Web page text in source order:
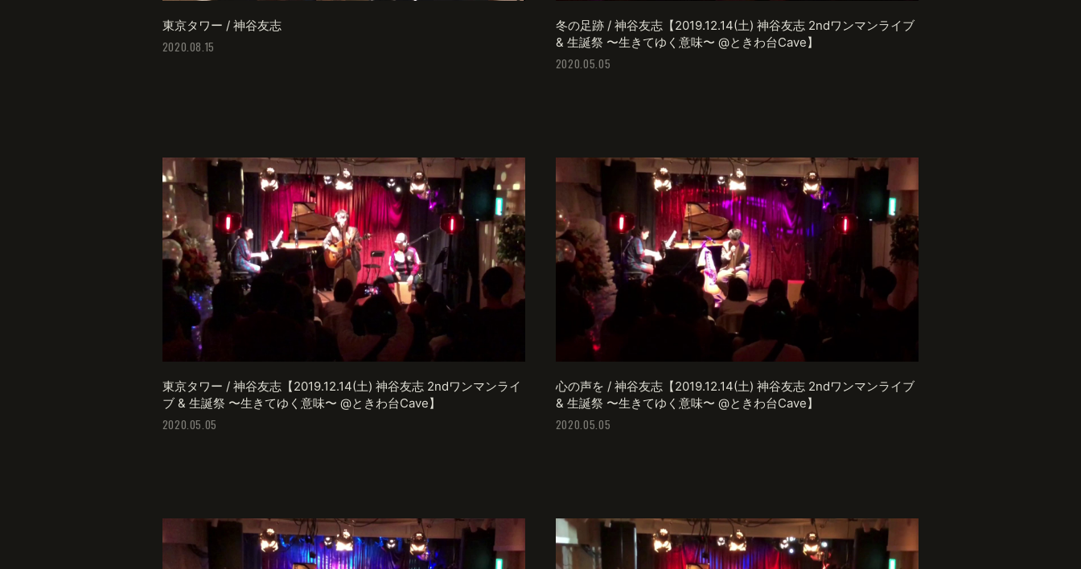
東京タワー / 神谷友志
2020.08.15
冬の足跡 / 神谷友志【2019.12.14(土) 神谷友志 2ndワンマンライブ
& 生誕祭 〜生きてゆく意味〜 @ときわ台Cave】
2020.05.05
東京タワー / 神谷友志【2019.12.14(土) 神谷友志 2ndワンマンライ
ブ & 生誕祭 〜生きてゆく意味〜 @ときわ台Cave】
2020.05.05
心の声を / 神谷友志【2019.12.14(土) 神谷友志 2ndワンマンライブ
& 生誕祭 〜生きてゆく意味〜 @ときわ台Cave】
2020.05.05